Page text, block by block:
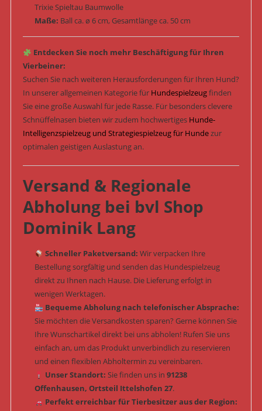
Trixie Spieltau Baumwolle
Maße: Ball ca. ø 6 cm, Gesamtlänge ca. 50 cm
Entdecken Sie noch mehr Beschäftigung für Ihren
Vierbeiner:
Suchen Sie nach weiteren Herausforderungen für Ihren Hund?
In unserer allgemeinen Kategorie für Hundespielzeugfinden
Sie eine große Auswahl für jede Rasse. Für besonders clevere
Schnüffelnasen bieten wir zudem hochwertiges Hunde-
Intelligenzspielzeug und Strategiespielzeug für Hundezur
optimalen geistigen Auslastung an.
Versand & Regionale
Abholung bei bvl Shop
Dominik Lang
Schneller Paketversand: Wir verpacken Ihre
Bestellung sorgfältig und senden das Hundespielzeug
direkt zu Ihnen nach Hause. Die Lieferung erfolgt in
wenigen Werktagen.
Bequeme Abholung nach telefonischer Absprache:
Sie möchten die Versandkosten sparen? Gerne können Sie
Ihre Wunschartikel direkt bei uns abholen! Rufen Sie uns
einfach an, um das Produkt unverbindlich zu reservieren
und einen flexiblen Abholtermin zu vereinbaren.
Unser Standort: Sie finden uns in 91238
Offenhausen, Ortsteil Ittelshofen 27.
Perfekt erreichbar für Tierbesitzer aus der Region: